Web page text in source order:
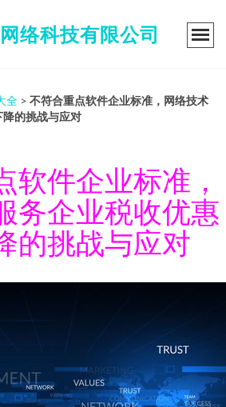
络科技有限公司
全 > 不符合重点软件企业标准，网络技术
的挑战与应对
软件企业标准，
务企业税收优惠
的挑战与应对